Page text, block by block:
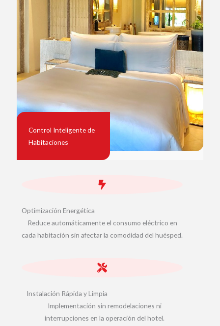
Control Inteligente de
Habitaciones
Optimización Energética
Reduce automáticamente el consumo eléctrico en
cada habitación sin afectar la comodidad del huésped.
Instalación Rápida y Limpia
Implementación sin remodelaciones ni
interrupciones en la operación del hotel.